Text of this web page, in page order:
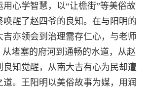
心学智慧，以“让檐街”等美俗故
唤醒了赵四爷的良知。在与阳明的
吉亦领会到治理需存仁心，与老师
从堵塞的府河到通畅的水道，从赵
良知觉醒，从南大吉有心为民却遭
道。王阳明以美俗故事为媒，用润